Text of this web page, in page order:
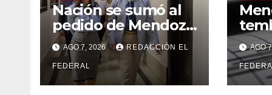
Nación se sumó al
pedido de Mendoza
para bloquear los
celulares en las
cárceles de la
provincia
AGO 7, 2026 REDACCIÓN EL
FEDERAL
un
AGO